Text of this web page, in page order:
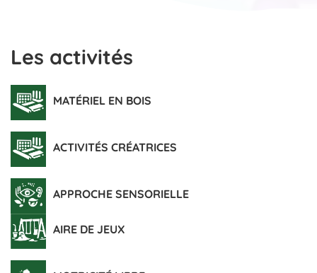
Les activités
MATÉRIEL EN BOIS
ACTIVITÉS CRÉATRICES
APPROCHE SENSORIELLE
AIRE DE JEUX